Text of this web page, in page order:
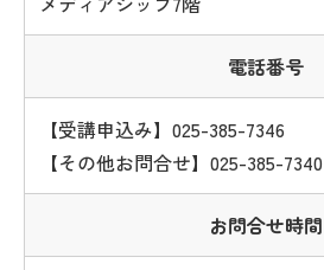
電話番号
【受講申込み】025-385-7346
【その他お問合せ】025-385-7340
お問合せ時間